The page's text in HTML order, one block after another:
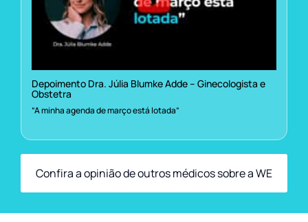
Depoimento Dra. Júlia Blumke Adde – Ginecologista e
Obstetra
“A minha agenda de março está lotada”
Confira a opinião de outros médicos sobre a WE